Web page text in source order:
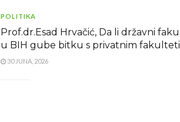
POLITIKA
Prof.dr.Esad Hrvačić, Da li državni
u BIH gube bitku s privatnim
30 JUNA, 2026